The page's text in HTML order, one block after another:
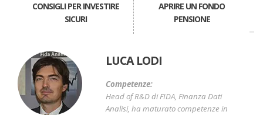
CONSIGLI PER INVESTIRE
SICURI
APRIRE UN FONDO
PENSIONE
LUCA LODI
Competenze:
Head of R&D di FIDA, Finanza Dati
Analisi, ha maturato competenze in